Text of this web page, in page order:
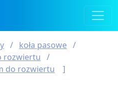
koła pasowe
rozwiertu
do rozwiertu